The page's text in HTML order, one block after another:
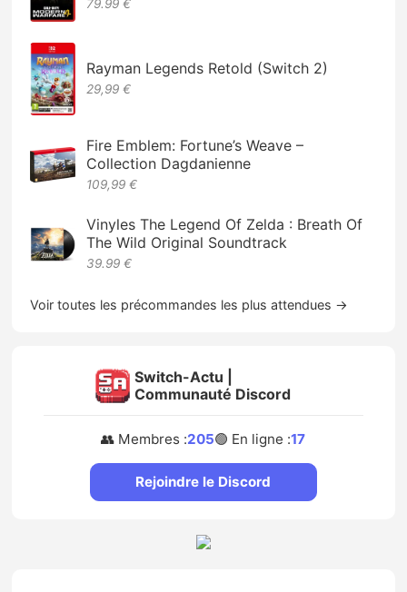
79.99 €
Rayman Legends Retold (Switch 2)
29,99 €
Fire Emblem: Fortune’s Weave –
Collection Dagdanienne
109,99 €
Vinyles The Legend Of Zelda : Breath Of
The Wild Original Soundtrack
39.99 €
Voir toutes les précommandes les plus attendues →
Switch-Actu |
Communauté Discord
👥 Membres :205🟢 En ligne :17
Rejoindre le Discord